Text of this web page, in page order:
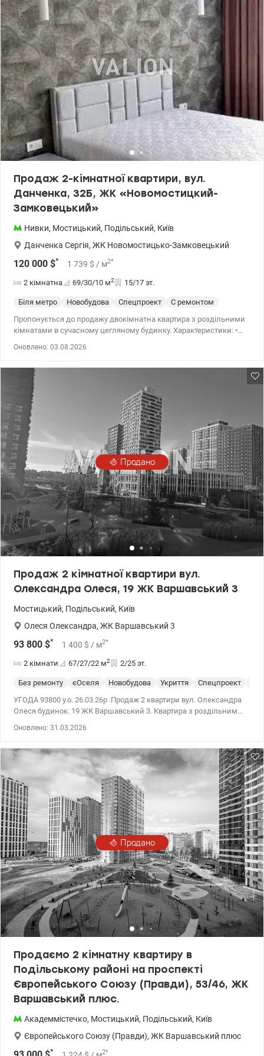
території житлового комплексу розміщені дитячі та спортивні
майданчики, вело роликові доріжки. Зручна розв'язка
маршруток 044 200 10 80 valion.ua/1138282
Продаж 2-кімнатної квартири, вул.
Данченка, 32Б, ЖК «Новомостицкий-
Замковецький»
Нивки, Мостицький, Подільський, Київ
Данченка Сергія, ЖК Новомостицько-Замковецький
120 000 $* 1 739 $ / м2*
2 кімнатна 69/30/10 м2 15/17 эт.
Біля метро Новобудова Спецпроект
С ремонтом
Пропонується до продажу двокімнатна квартира з роздільними
кімнатами в сучасному цегляному будинку. Характеристики: •
«Новомостицкий-Замковецький» • Не панельний, цегляний/
монолітно-каркасний • Будинок заселений • У парадному два
ліфти: пасажирський та вантажний Інфраструктура та
розташування: • Поруч школа, дитячий садок, супермаркет, парк,
заклади розваг • Метро в пішій доступності (будується) 044 200
10 80 valion.ua/1090661
Оновлено: 03.08.2026
Продано
Продаж 2 кімнатної квартири вул.
Олександра Олеся, 19 ЖК Варшавський 3
Мостицький, Подільський, Київ
Олеся Олександра, ЖК Варшавський 3
93 800 $* 1 400 $ / м2*
2 кімнати 67/27/22 м2 2/25 эт.
Без ремонту єОселя Новобудова Укриття Спецпроект
УГОДА 93800 у.о. 26.03.26р .Продаж 2 квартири вул. Олександра
Олеся будинок. 19 ЖК Варшавський 3. Квартира з роздільним
водопостачання. У будинку є вантажний та пасажирський ліфт,
консьєрж, система відеоспостереження та пожежна
сигналізація. Комплекс розташований у зручній та розвиненій
локації. До ТРЦ Retroville 3 хвилини пішки. Поруч супермаркети,
спортклуби, пошта, кафе, дитячі майданчики, зупинки та вся
міська інфраструктура. valion.ua/1144364
Оновлено: 31.03.2026
Продано
Продаємо 2 кімнатну квартиру в
Подільському районі на проспекті
Європейського Союзу (Правди), 53/46, ЖК
Варшавський плюс.
Академмістечко, Мостицький, Подільський, Київ
Європейського Союзу (Правди), ЖК Варшавський плюс
* 2*